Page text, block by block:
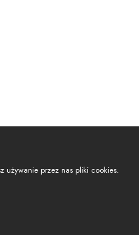
używanie przez nas pliki cookies.